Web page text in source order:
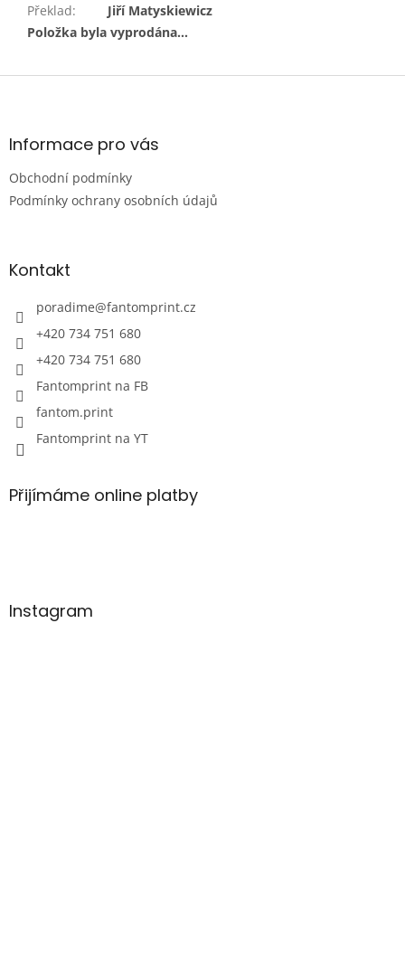
Překlad:
Jiří Matyskiewicz
Položka byla vyprodána…
Z
aInformace pro vás
Obchodní podmínky
Podmínky ochrany osobních údajů
Kontakt
poradime@fantomprint.cz
+420 734 751 680
+420 734 751 680
Fantomprint na FB
fantom.print
Fantomprint na YT
Přijímáme online platby
Instagram